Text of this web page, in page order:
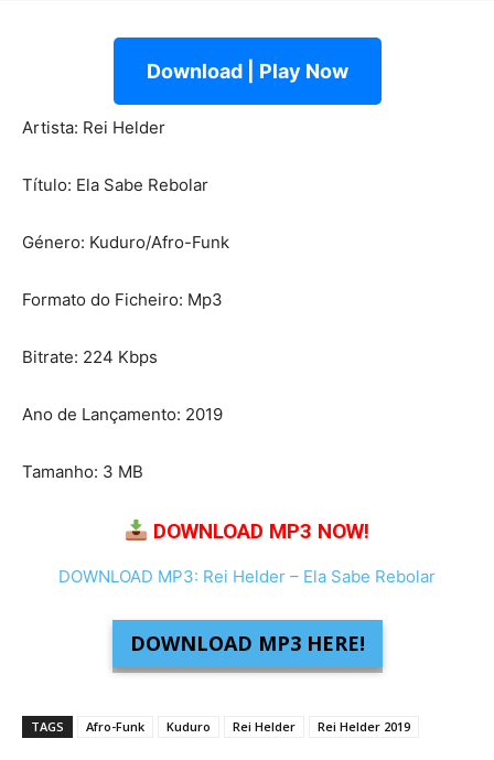
Download | Play Now
Artista: Rei Helder
Título: Ela Sabe Rebolar
Género: Kuduro/Afro-Funk
Formato do Ficheiro: Mp3
Bitrate: 224 Kbps
Ano de Lançamento: 2019
Tamanho: 3 MB
DOWNLOAD MP3 NOW!
DOWNLOAD MP3: Rei Helder – Ela Sabe Rebolar
DOWNLOAD MP3 HERE!
TAGS Afro-Funk Kuduro Rei Helder Rei Helder 2019